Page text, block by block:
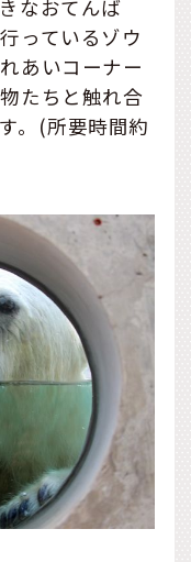
なおてんば
っているゾウ
あいコーナー
たちと触れ合
。(所要時間約